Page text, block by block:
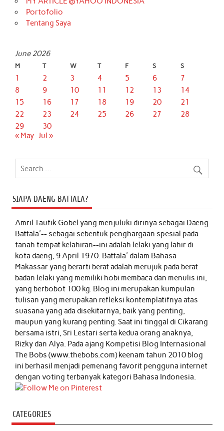
Portofolio
Tentang Saya
June 2026
M T W T F S S
1 2 3 4 5 6
7
8
9 10 11 12 13
14
15
16 17 18 19 20
21
22
23 24 25 26 27
28
29
30
« May Jul »
SIAPA DAENG BATTALA?
Amril Taufik Gobelyang menjuluki dirinya sebagai Daeng
Battala'-- sebagai sebentuk penghargaan spesial pada
tanah tempat kelahiran--ini adalah lelaki yang lahir di
kota daeng, 9 April 1970. Battala' dalam Bahasa
Makassar yang berarti berat adalah merujuk pada berat
badan lelaki yang memiliki hobi membaca dan menulis ini,
yang berbobot 100 kg. Blog ini merupakan kumpulan
tulisan yang merupakan refleksi kontemplatifnya atas
suasana yang ada disekitarnya, baik yang penting,
maupun yang kurang penting. Saat ini tinggal di Cikarang
bersama istri, Sri Lestari serta kedua orang anaknya,
Rizky dan Alya. Pada ajang Kompetisi Blog Internasional
The Bobs (www.thebobs.com) keenam tahun 2010 blog
ini berhasil menjadi pemenang favorit pengguna internet
dengan voting terbanyak kategori Bahasa Indonesia.
CATEGORIES